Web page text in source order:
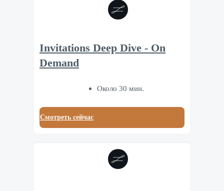
Invitations Deep Dive - On
Demand
Около 30 мин.
Смотреть сейчас